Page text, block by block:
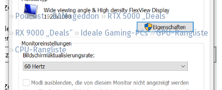
Podcast RAMageddon
RTX 5000 „Deals“
RX 9000 „Deals“
Ideale Gaming-PCs
GPU-Rangliste
CPU-Rangliste